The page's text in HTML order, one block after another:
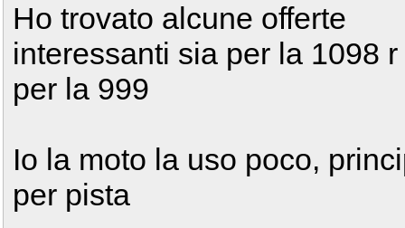
Ho trovato alcune offerte
interessanti sia per la 1098
per la 999
Io la moto la uso poco,
per pista